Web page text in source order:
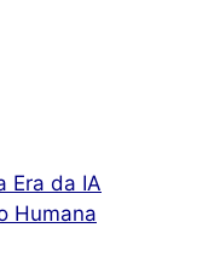
Era da IA
Humana